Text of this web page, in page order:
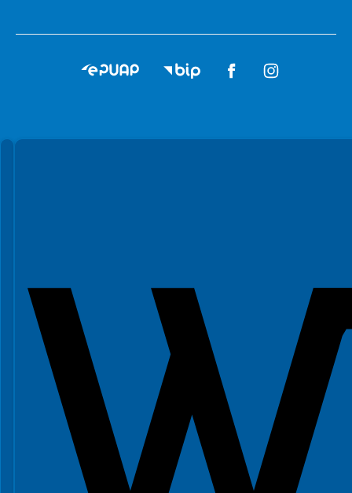
Spełniamy standardy WCAG 2.2
Spełniamy standardy W3C